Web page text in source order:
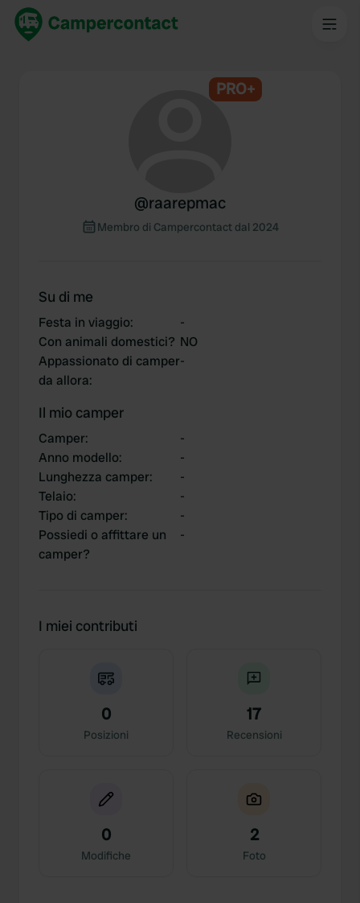
PRO+
@raarepmac
Membro di Campercontact dal 2024
Su di me
Festa in viaggio:
-
Con animali domestici? NO
Appassionato di camper
da allora:
-
Il mio camper
Camper:
-
Anno modello:
-
Lunghezza camper:
-
Telaio:
-
Tipo di camper:
-
Possiedi o affittare un
camper?
-
I miei contributi
0
Posizioni
17
Recensioni
0
Modifiche
2
Foto